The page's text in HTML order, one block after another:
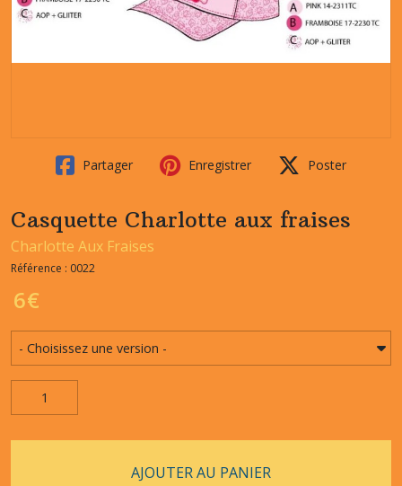
Partager Enregistrer Poster
Casquette Charlotte aux fraises
Charlotte Aux Fraises
Référence : 0022
6€
AJOUTER AU PANIER